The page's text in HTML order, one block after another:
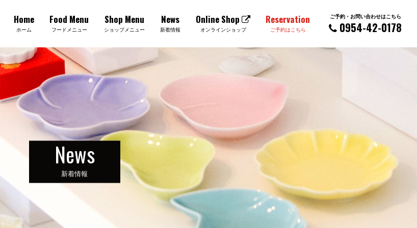
Home
ホーム
Food Menu
フードメニュー
Shop Menu
ショップメニュー
News
新着情報
Online Shop
オンラインショップ
Reservation
ご予約はこちら
ご予約・お問い合わせはこちら
0954-42-0178
News
新着情報